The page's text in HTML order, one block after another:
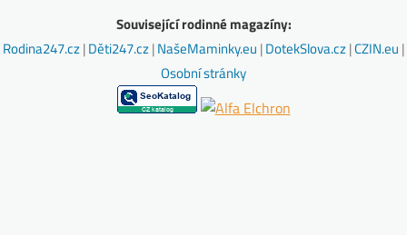
Související rodinné magazíny:
Rodina247.cz|Děti247.cz|NašeMaminky.eu |DotekSlova.cz|CZIN.eu |
Osobní stránky